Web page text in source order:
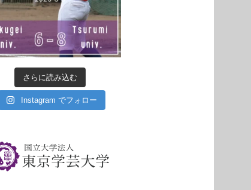
さらに読み込む
Instagram でフォロー